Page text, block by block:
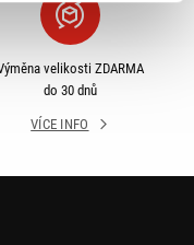
velikosti ZDARMA
do 30 dnů
VÍCE INFO